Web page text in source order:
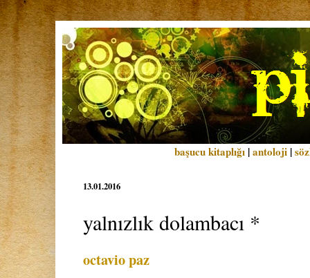
başucu kitaplığı |antoloji |
13.01.2016
yalnızlık dolambacı *
octavio paz